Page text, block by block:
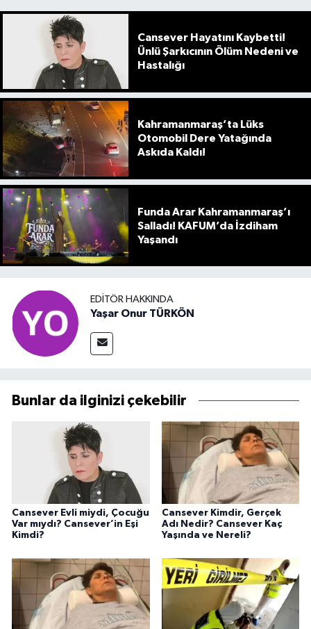
Cansever Hayatını Kaybetti!
Ünlü Şarkıcının Ölüm Nedeni ve
Hastalığı
Kahramanmaraş’ta Lüks
Otomobil Dere Yatağında
Askıda Kaldı!
Funda Arar Kahramanmaraş’ı
Salladı! KAFUM’da İzdiham
Yaşandı
EDITÖR HAKKINDA
Yaşar Onur TÜRKÖN
Bunlar da ilginizi çekebilir
Cansever Evli miydi, Çocuğu
Var mıydı? Cansever’in Eşi
Kimdi?
Cansever Kimdir, Gerçek
Adı Nedir? Cansever Kaç
Yaşında ve Nereli?